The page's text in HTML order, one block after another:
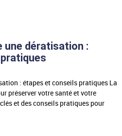
une dératisation :
: étapes et conseils pratiques La
préserver votre santé et votre
et des conseils pratiques pour